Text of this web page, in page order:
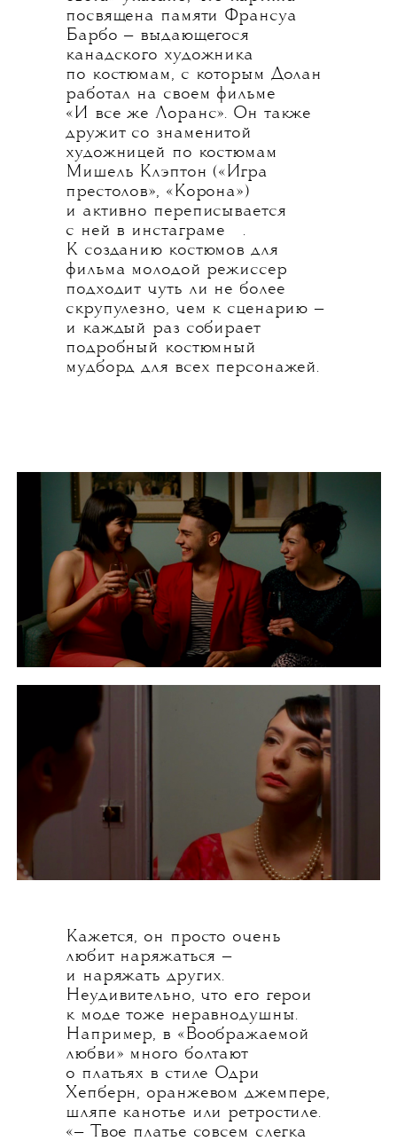
посвящена памяти Франсуа
Барбо — выдающегося
канадского художника
по костюмам, с которым Долан
работал на своем фильме
«И все же Лоранс». Он также
дружит со знаменитой
художницей по костюмам
Мишель Клэптон («Игра
престолов», «Корона»)
и активно переписывается
с ней в инстаграме
.
К созданию костюмов для
фильма молодой режиссер
подходит чуть ли не более
скрупулезно, чем к сценарию —
и каждый раз собирает
подробный костюмный
мудборд для всех персонажей.
Кажется, он просто очень
любит наряжаться —
и наряжать других.
Неудивительно, что его герои
к моде тоже неравнодушны.
Например, в «Воображаемой
любви» много болтают
о платьях в стиле Одри
Хепберн, оранжевом джемпере,
шляпе канотье или ретростиле.
«— Твое платье совсем слегка